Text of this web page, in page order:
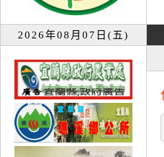
2026年08月07日(五)